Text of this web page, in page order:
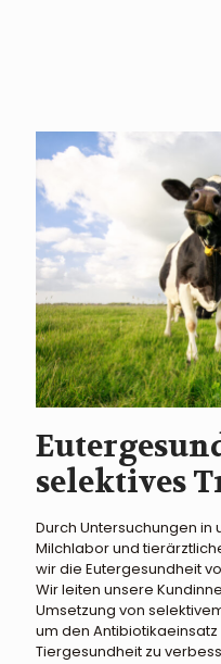
selektives
Durch Untersuchungen
Milchlabor und
wir die Eutergesundheit
Wir leiten unsere
Umsetzung von
um den
Tiergesundheit zu